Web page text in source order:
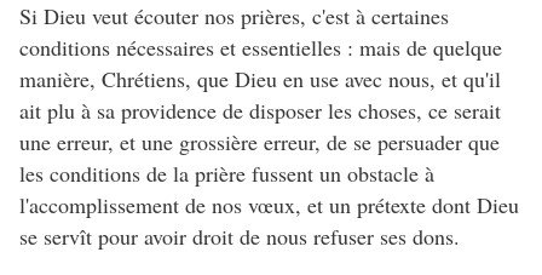
Si Dieu veut écouter nos prières, c'est à certaines
conditions nécessaires et essentielles : mais de quelque
manière, Chrétiens, que Dieu en use avec nous, et qu'il
ait plu à sa providence de disposer les choses, ce serait
une erreur, et une grossière erreur, de se persuader que
les conditions de la prière fussent un obstacle à
l'accomplissement de nos vœux, et un prétexte dont Dieu
se servît pour avoir droit de nous refuser ses dons.